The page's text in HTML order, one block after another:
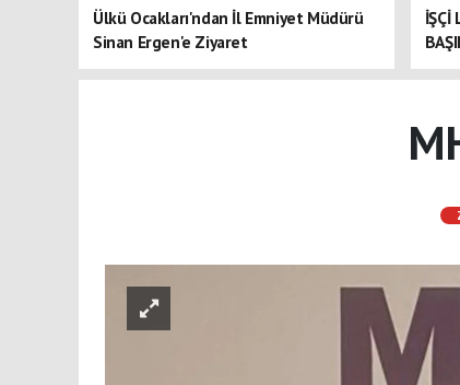
Ülkü Ocakları'ndan İl Emniyet Müdürü
Sinan Ergen'e Ziyaret
İŞÇİ